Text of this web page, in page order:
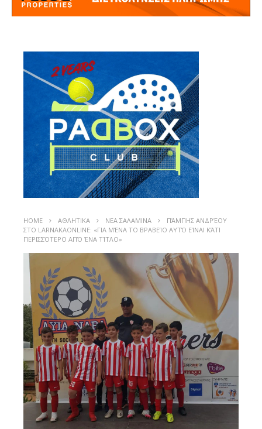
HOME ΑΘΛΗΤΙΚΑ ΝΕΑ ΣΑΛΑΜΙΝΑ
ΠΆΜΠΗΣ ΑΝΔΡΈΟΥ
ΣΤΟ LARNAKAONLINE: «ΓΙΑ ΜΈΝΑ ΤΟ ΒΡΑΒΕΊΟ ΑΥΤΌ ΕΊΝΑΙ ΚΆΤΙ
ΠΕΡΙΣΣΌΤΕΡΟ ΑΠΌ ΈΝΑ ΤΊΤΛΟ»